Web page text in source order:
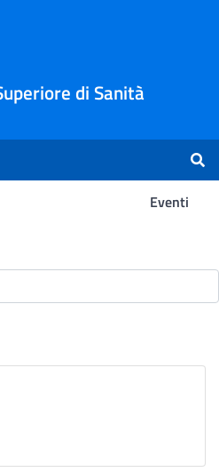
di Sanità
Eventi
Ricerca -